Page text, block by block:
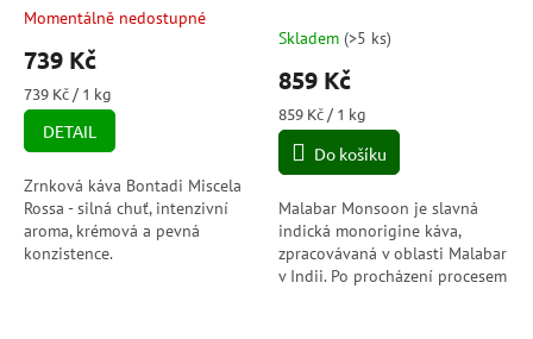
Průměrné
hodnocení
produktu
je
5,0
5
hvězdiček.
Momentálně nedostupné
739 Kč
Měrná
cena:
739 Kč / 1 kg
DETAIL
Zrnková káva Bontadi Miscela
Rossa - silná chuť, intenzivní
aroma, krémová a pevná
konzistence.
Skladem (>5 ks)
859 Kč
Měrná
cena:
859 Kč / 1 kg
Do košíku
Malabar Monsoon je slavná
indická monorigine káva,
zpracovávaná v oblasti Malabar
v Indii. Po procházení procesem